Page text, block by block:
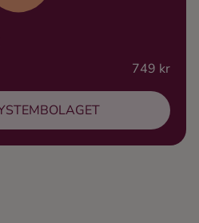
749 kr